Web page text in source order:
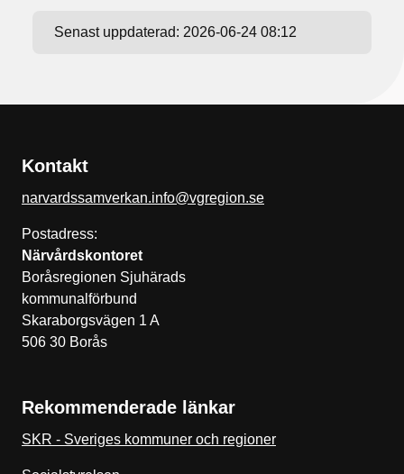
Senast uppdaterad: 2026-06-24 08:12
Kontakt
narvardssamverkan.info@vgregion.se
Postadress:
Närvårdskontoret
Boråsregionen Sjuhärads
kommunalförbund
Skaraborgsvägen 1 A
506 30 Borås
Rekommenderade länkar
SKR - Sveriges kommuner och regioner